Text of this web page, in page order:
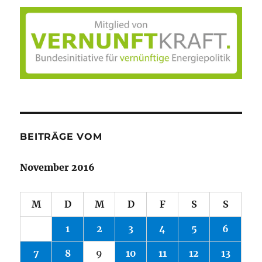
BEITRÄGE VOM
November 2016
M D M D F S S
1 2 3 4 5 6
7 8 9 10 11 12 13